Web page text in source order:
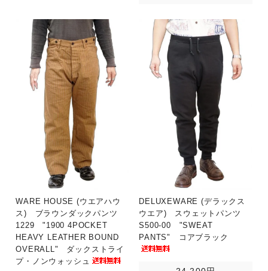
WARE HOUSE (ウエアハウ
ス) ブラウンダックパンツ
1229 "1900 4POCKET
HEAVY LEATHER BOUND
OVERALL" ダックストライ
プ・ノンウォッシュ
DELUXEWARE (デラックス
ウエア) スウェットパンツ
S500-00 "SWEAT
PANTS" コアブラック